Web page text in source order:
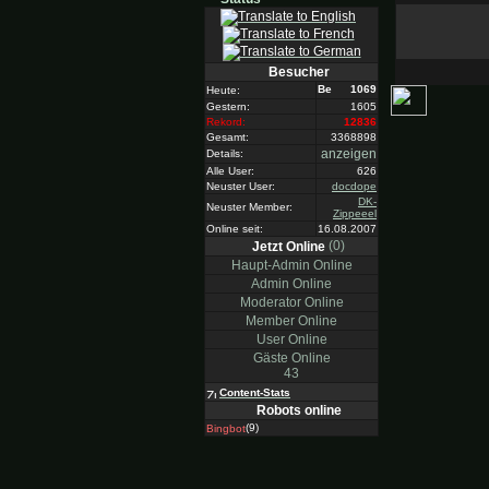
Besucher
Heute:
1069
Gestern:
1605
Rekord:
12836
Gesamt:
3368898
Details:
anzeigen
Alle User:
626
Neuster User:
docdope
Neuster Member:
DK-
Zippeeel
Online seit:
16.08.2007
Jetzt Online (0)
Haupt-Admin Online
Admin Online
Moderator Online
Member Online
User Online
Gäste Online
43
Content-Stats
Robots online
Bingbot(9)